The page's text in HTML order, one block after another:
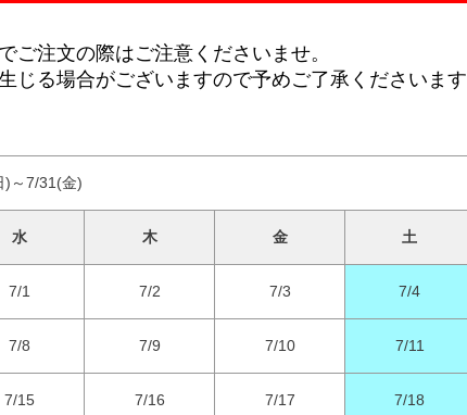
ご注文の際はご注意くださいませ。
じる場合がございますので予めご了承くださいます
)～7/31(金)
水 木 金 土
7/1 7/2 7/3 7/4
7/8 7/9 7/10 7/11
7/15 7/16 7/17 7/18